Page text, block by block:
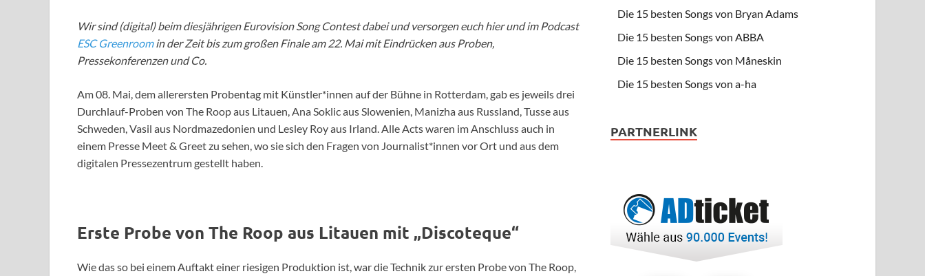
Wir sind (digital) beim diesjährigen Eurovision Song Contest dabei und versorgen euch hier und im Podcast
ESC Greenroomin der Zeit bis zum großen Finale am 22. Mai mit Eindrücken aus Proben,
Pressekonferenzen und Co.
Am 08. Mai, dem allerersten Probentag mit Künstler*innen auf der Bühne in Rotterdam, gab es jeweils drei
Durchlauf-Proben von The Roop aus Litauen, Ana Soklic aus Slowenien, Manizha aus Russland, Tusse aus
Schweden, Vasil aus Nordmazedonien und Lesley Roy aus Irland. Alle Acts waren im Anschluss auch in
einem Presse Meet & Greet zu sehen, wo sie sich den Fragen von Journalist*innen vor Ort und aus dem
digitalen Pressezentrum gestellt haben.
Erste Probe von The Roop aus Litauen mit „Discoteque“
Wie das so bei einem Auftakt einer riesigen Produktion ist, war die Technik zur ersten Probe von The Roop,
Die 15 besten Songs von Bryan Adams
Die 15 besten Songs von ABBA
Die 15 besten Songs von Måneskin
Die 15 besten Songs von a-ha
PARTNERLINK